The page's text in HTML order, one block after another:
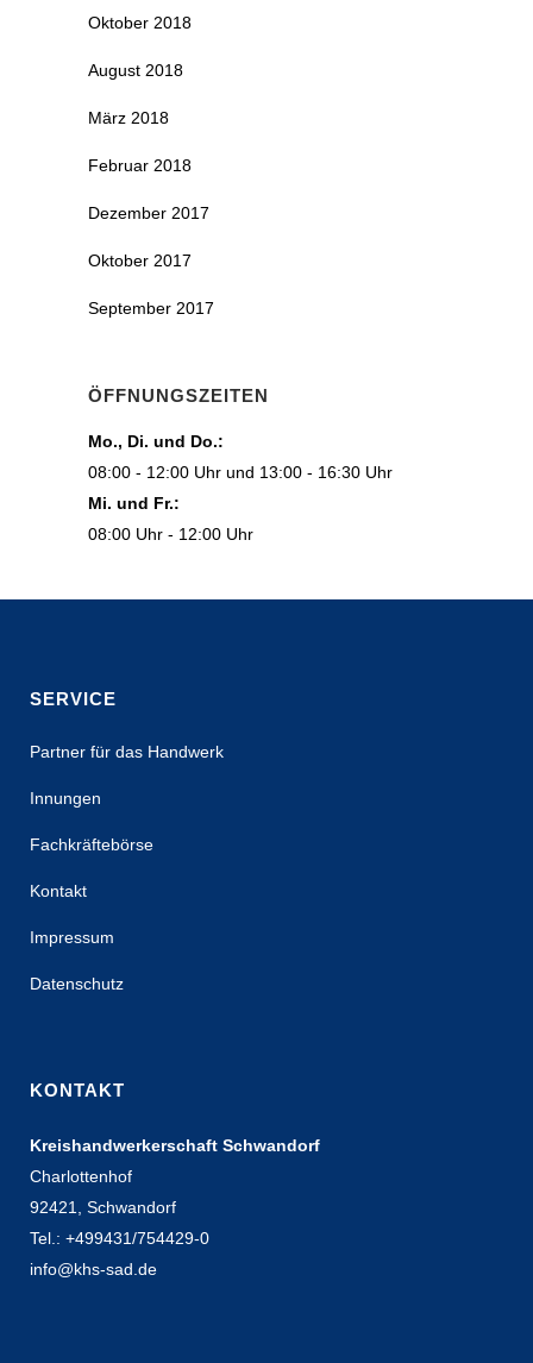
Oktober 2018
August 2018
März 2018
Februar 2018
Dezember 2017
Oktober 2017
September 2017
ÖFFNUNGSZEITEN
Mo., Di. und Do.:
08:00 - 12:00 Uhr und 13:00 - 16:30 Uhr
Mi. und Fr.:
08:00 Uhr - 12:00 Uhr
SERVICE
Partner für das Handwerk
Innungen
Fachkräftebörse
Kontakt
Impressum
Datenschutz
KONTAKT
Kreishandwerkerschaft Schwandorf
Charlottenhof
92421, Schwandorf
Tel.: +499431/754429-0
info@khs-sad.de